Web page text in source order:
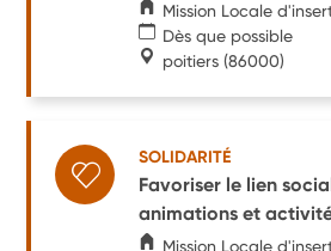
Mission Locale
Dès que possible
poitiers (86000)
SOLIDARITÉ
Favoriser le lien
animations et
Mission Locale